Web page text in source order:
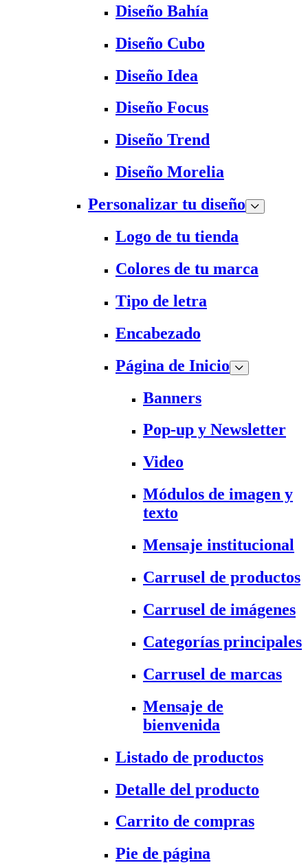
Diseño Bahía
Diseño Cubo
Diseño Idea
Diseño Focus
Diseño Trend
Diseño Morelia
Personalizar tu diseño
Logo de tu tienda
Colores de tu marca
Tipo de letra
Encabezado
Página de Inicio
Banners
Pop-up y Newsletter
Video
Módulos de imagen y
texto
Mensaje institucional
Carrusel de productos
Carrusel de imágenes
Categorías principales
Carrusel de marcas
Mensaje de
bienvenida
Listado de productos
Detalle del producto
Carrito de compras
Pie de página